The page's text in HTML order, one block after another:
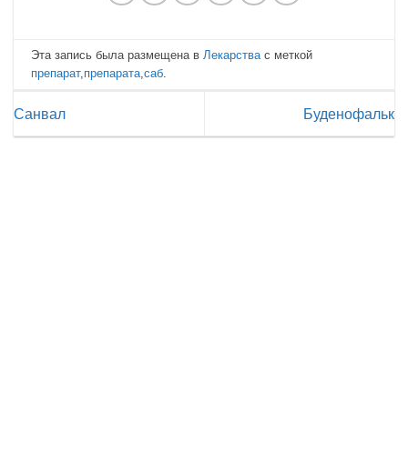
Эта запись была размещена в Лекарства с меткой
препарат, препарата ,саб
Санвал Буденофальк